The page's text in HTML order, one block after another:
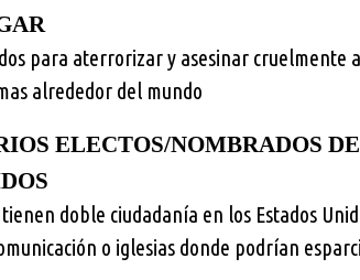
para aterrorizar y asesinar cruelmente
alrededor del mundo
ELECTOS/NOMBRADOS
doble ciudadanía en los Estados
o iglesias donde podrían